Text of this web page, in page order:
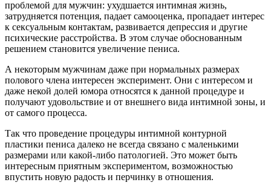
проблемой для мужчин: ухудшается интимная жизнь,
затрудняется потенция, падает самооценка, пропадает интерес
к сексуальным контактам, развивается депрессия и другие
психические расстройства. В этом случае обоснованным
решением становится увеличение пениса.
А некоторым мужчинам даже при нормальных размерах
полового члена интересен эксперимент. Они с интересом и
даже некой долей юмора относятся к данной процедуре и
получают удовольствие и от внешнего вида интимной зоны, и
от самого процесса.
Так что проведение процедуры интимной контурной
пластики пениса далеко не всегда связано с маленькими
размерами или какой-либо патологией. Это может быть
интересным приятным экспериментом, возможностью
впустить новую радость и перчинку в отношения.